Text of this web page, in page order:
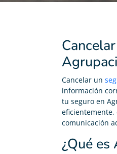
Cancelar un
información
tu seguro en
eficientemente,
comunicación
¿Qué